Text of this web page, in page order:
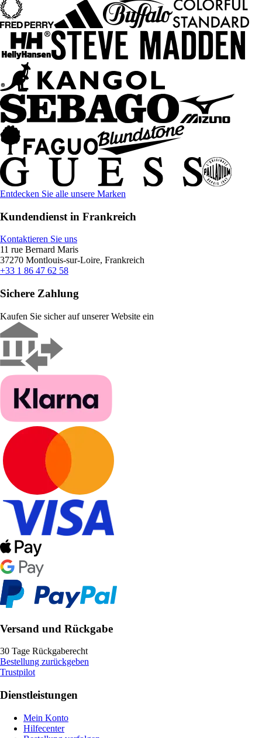
Entdecken Sie alle unsere Marken
Kundendienst in Frankreich
Kontaktieren Sie uns
11 rue Bernard Maris
37270 Montlouis-sur-Loire, Frankreich
+33 1 86 47 62 58
Sichere Zahlung
Kaufen Sie sicher auf unserer Website ein
Versand und Rückgabe
30 Tage Rückgaberecht
Bestellung zurückgeben
Trustpilot
Dienstleistungen
Mein Konto
Hilfecenter